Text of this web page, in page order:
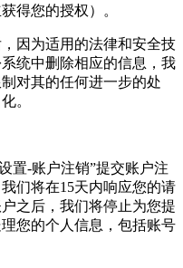
得您的授权）。
因为适用的法律和安全技
统中删除相应的信息，我
对其的任何进一步的处
。
置-账户注销”提交账户注
们将在15天内响应您的请
之后，我们将停止为您提
您的个人信息，包括账号